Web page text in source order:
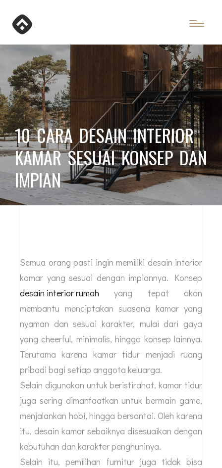
10 CARA DESAIN INTERIOR
KAMAR SESUAI KONSEP DAN
IMPIAN
Semua orang pasti ingin memiliki desain interior
kamar yang sesuai dengan impiannya. Konsep
desain interior rumah yang tepat akan
membantu menciptakan suasana kamar yang
nyaman dan sesuai karakter, mulai dari gaya
yang cheerful, minimalis, hingga konsep lainnya.
Terutama karena kamar tidur menjadi ruang
pribadi bagi setiap anggota keluarga.
Selain digunakan untuk beristirahat, kamar tidur
juga sering dimanfaatkan untuk bermain game,
menjalankan hobi, hingga bersantai. Oleh karena
itu, desain kamar sebaiknya disesuaikan dengan
kebutuhan dan karakter penghuninya.
Selain itu, pemilihan furnitur juga tidak bisa